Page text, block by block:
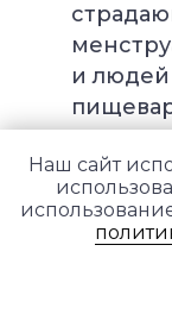
и
Подробнее
здесь.
Наш сайт